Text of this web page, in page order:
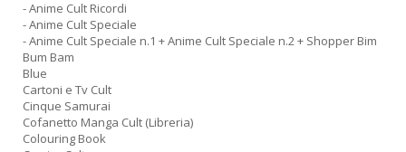
- Anime Cult Ricordi
- Anime Cult Speciale
- Anime Cult Speciale n.1 + Anime Cult Speciale n.2 + Shopper Bim
Bum Bam
Blue
Cartoni e Tv Cult
Cinque Samurai
Cofanetto Manga Cult (Libreria)
Colouring Book